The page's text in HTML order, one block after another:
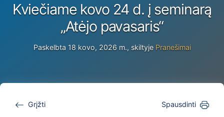
Kviečiame kovo 24 d. į seminarą
„Atėjo pavasaris“
Paskelbta 18 kovo, 2026 m., skiltyje Pranešimai
Grįžti Spausdinti